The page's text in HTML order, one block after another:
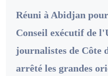
Réuni à Abidjan
Conseil exécutif de
journalistes de Côte
arrêté les grandes